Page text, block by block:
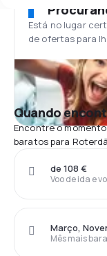
Está no lugar
de ofertas para
Quando
Encontre o
baratos para Roterdã
Voo de ida e
de 108 €
Mês mais
Março,